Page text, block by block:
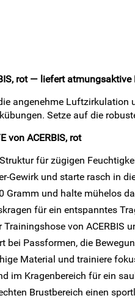
rot — liefert
angenehme
Setze auf die
von ACERBIS, rot
für zügigen
Gewirk und starte rasch in
Gramm und halte mühelos
für ein entspanntes
von ACERBIS
bei Passformen, die
Material und trainiere
im Kragenbereich für ein
Brustbereich einen